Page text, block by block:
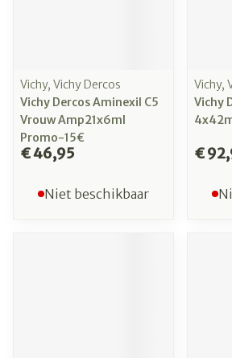
Vichy, Vichy Dercos
Vichy Dercos Aminexil C5
Vrouw Amp21x6ml
Promo-15€
€ 46,95
Niet beschikbaar
Vichy,
Vichy
€